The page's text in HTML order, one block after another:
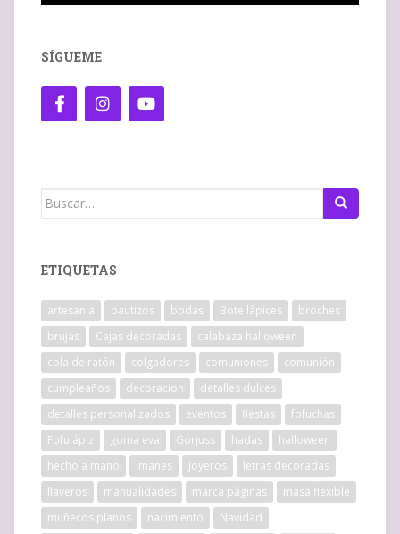
SÍGUEME
Buscar:
ETIQUETAS
artesania bautizos bodas Bote lápices
broches
brujas
Cajas decoradas
calabaza halloween
cola de ratón
colgadores comuniones
comunión
cumpleaños
decoracion
detalles dulces
detalles personalizados
eventos fiestas
fofuchas
Fofulápiz
goma eva Gorjuss hadas
halloween
hecho a mano
imanes joyeros
letras decoradas
llaveros
manualidades marca páginas
masa flexible
muñecos planos
nacimiento
Navidad